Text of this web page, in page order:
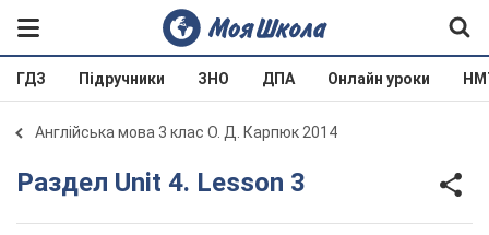
ГДЗ Підручники ЗНО ДПА Онлайн уроки
Англійська мова 3 клас О. Д. Карпюк 2014
Раздел Unit 4. Lesson 3